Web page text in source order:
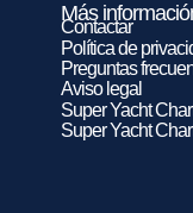
Más
Contactar
Política de
Preguntas
Aviso legal
Super Yacht
Super Yacht